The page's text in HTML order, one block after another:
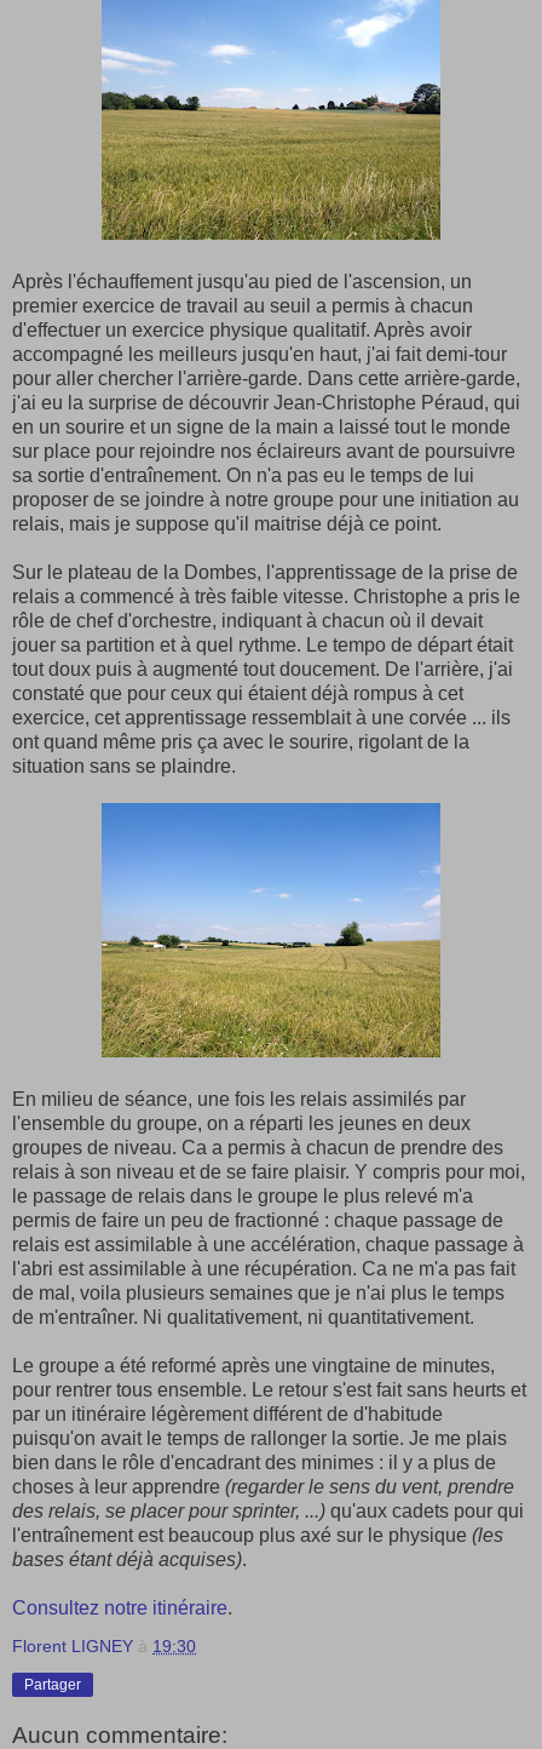
Après l'échauffement jusqu'au pied de l'ascension, un
premier exercice de travail au seuil a permis à chacun
d'effectuer un exercice physique qualitatif. Après avoir
accompagné les meilleurs jusqu'en haut, j'ai fait demi-tour
pour aller chercher l'arrière-garde. Dans cette arrière-garde,
j'ai eu la surprise de découvrir Jean-Christophe Péraud, qui
en un sourire et un signe de la main a laissé tout le monde
sur place pour rejoindre nos éclaireurs avant de poursuivre
sa sortie d'entraînement. On n'a pas eu le temps de lui
proposer de se joindre à notre groupe pour une initiation au
relais, mais je suppose qu'il maitrise déjà ce point.
Sur le plateau de la Dombes, l'apprentissage de la prise de
relais a commencé à très faible vitesse. Christophe a pris le
rôle de chef d'orchestre, indiquant à chacun où il devait
jouer sa partition et à quel rythme. Le tempo de départ était
tout doux puis à augmenté tout doucement. De l'arrière, j'ai
constaté que pour ceux qui étaient déjà rompus à cet
exercice, cet apprentissage ressemblait à une corvée ... ils
ont quand même pris ça avec le sourire, rigolant de la
situation sans se plaindre.
En milieu de séance, une fois les relais assimilés par
l'ensemble du groupe, on a réparti les jeunes en deux
groupes de niveau. Ca a permis à chacun de prendre des
relais à son niveau et de se faire plaisir. Y compris pour moi,
le passage de relais dans le groupe le plus relevé m'a
permis de faire un peu de fractionné : chaque passage de
relais est assimilable à une accélération, chaque passage à
l'abri est assimilable à une récupération. Ca ne m'a pas fait
de mal, voila plusieurs semaines que je n'ai plus le temps
de m'entraîner. Ni qualitativement, ni quantitativement.
Le groupe a été reformé après une vingtaine de minutes,
pour rentrer tous ensemble. Le retour s'est fait sans heurts et
par un itinéraire légèrement différent de d'habitude
puisqu'on avait le temps de rallonger la sortie. Je me plais
bien dans le rôle d'encadrant des minimes : il y a plus de
choses à leur apprendre (regarder le sens du vent, prendre
des relais, se placer pour sprinter, ...) qu'aux cadets pour qui
l'entraînement est beaucoup plus axé sur le physique (les
bases étant déjà acquises).
Consultez notre itinéraire.
Florent LIGNEY à 19:30
Partager
Aucun commentaire: